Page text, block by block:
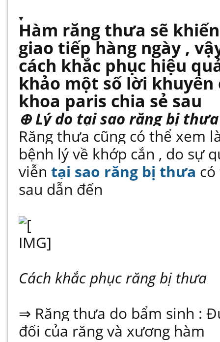
Hàm răng thưa sẽ
giao tiếp hàng ngày ,
cách khắc phục hiệu
khảo một số lời khuyên
khoa paris chia sẻ sau
⊕ Lý do tại sao răng bị thưa
Răng thưa cũng có thể xem
bệnh lý về khớp cắn , do sự
viễntại sao răng bị thưa
sau dẫn đến
Cách khắc phục răng bị thưa
⇒ Răng thưa do bẩm sinh :
đối của răng và xương hàm